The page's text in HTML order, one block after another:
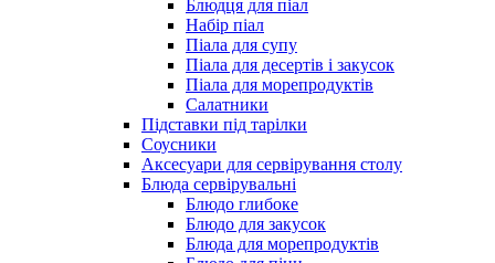
Блюдця для піал
Набір піал
Піала для супу
Піала для десертів і закусок
Піала для морепродуктів
Салатники
Підставки під тарілки
Соусники
Аксесуари для сервірування столу
Блюда сервірувальні
Блюдо глибоке
Блюдо для закусок
Блюда для морепродуктів